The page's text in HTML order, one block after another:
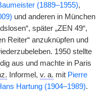
(1889–1955),
und anderen in München
später „ZEN 49“,
Reiter“ anzuknüpfen und
1950 stellte
aus und machte in Paris
Informel, v. a. mit Pierre
Hartung (1904–1989).